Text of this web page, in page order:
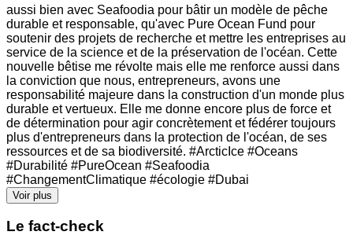
aussi bien avec Seafoodia pour bâtir un modèle de pêche
durable et responsable, qu'avec Pure Ocean Fund pour
soutenir des projets de recherche et mettre les entreprises au
service de la science et de la préservation de l'océan. Cette
nouvelle bêtise me révolte mais elle me renforce aussi dans
la conviction que nous, entrepreneurs, avons une
responsabilité majeure dans la construction d'un monde plus
durable et vertueux. Elle me donne encore plus de force et
de détermination pour agir concrètement et fédérer toujours
plus d'entrepreneurs dans la protection de l'océan, de ses
ressources et de sa biodiversité. #ArcticIce #Oceans
#Durabilité #PureOcean #Seafoodia
#ChangementClimatique #écologie #Dubai
Voir plus
Le fact-check